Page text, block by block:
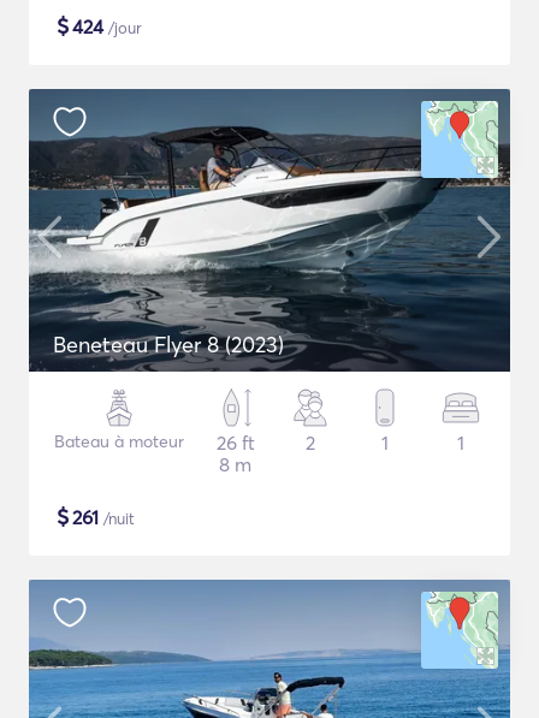
$424/jour
Beneteau Flyer 8 (2023)
Bateau à moteur
26 ft
8 m
2 1 1
$261 /nuit